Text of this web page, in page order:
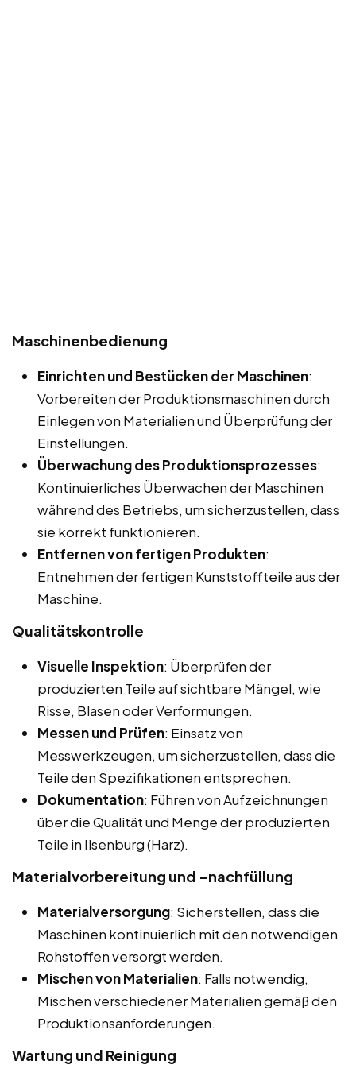
Maschinenbedienung
Einrichten und Bestücken der Maschinen:
Vorbereiten der Produktionsmaschinen durch
Einlegen von Materialien und Überprüfung der
Einstellungen.
Überwachung des Produktionsprozesses:
Kontinuierliches Überwachen der Maschinen
während des Betriebs, um sicherzustellen, dass
sie korrekt funktionieren.
Entfernen von fertigen Produkten:
Entnehmen der fertigen Kunststoffteile aus der
Maschine.
Qualitätskontrolle
Visuelle Inspektion: Überprüfen der
produzierten Teile auf sichtbare Mängel, wie
Risse, Blasen oder Verformungen.
Messen und Prüfen: Einsatz von
Messwerkzeugen, um sicherzustellen, dass die
Teile den Spezifikationen entsprechen.
Dokumentation: Führen von Aufzeichnungen
über die Qualität und Menge der produzierten
Teile in Ilsenburg (Harz).
Materialvorbereitung und -nachfüllung
Materialversorgung: Sicherstellen, dass die
Maschinen kontinuierlich mit den notwendigen
Rohstoffen versorgt werden.
Mischen von Materialien: Falls notwendig,
Mischen verschiedener Materialien gemäß den
Produktionsanforderungen.
Wartung und Reinigung